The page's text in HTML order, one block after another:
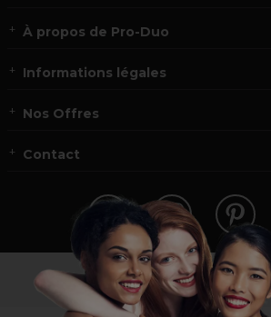
À propos de Pro-Duo
Informations légales
Nos Offres
Contact
Vous n’êtes pas un
Visitez notre site pour les